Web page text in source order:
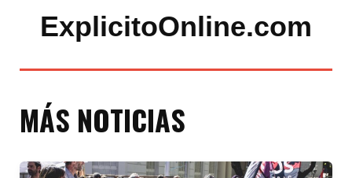
ExplicitoOnline.com
MÁS NOTICIAS